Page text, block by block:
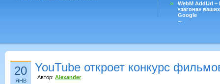
WebM AddUrl
«загона»
Google
Существует
20
ЯНВ
YouTube откроет конкурс
Автор: Alexander